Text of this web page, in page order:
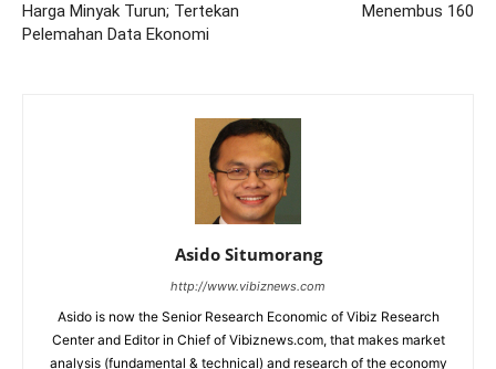
Harga Minyak Turun; Tertekan
Pelemahan Data Ekonomi
Menembus 160
Asido Situmorang
http://www.vibiznews.com
Asido is now the Senior Research Economic of Vibiz Research
Center and Editor in Chief of Vibiznews.com, that makes market
analysis (fundamental & technical) and research of the economy